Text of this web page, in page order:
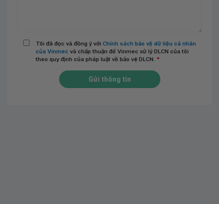
Tôi đã đọc và đồng ý với Chính sách bảo vệ dữ liệu cá nhân
của Vinmec và chấp thuận để Vinmec xử lý DLCN của tôi
theo quy định của pháp luật về bảo vệ DLCN. *
Gửi thông tin